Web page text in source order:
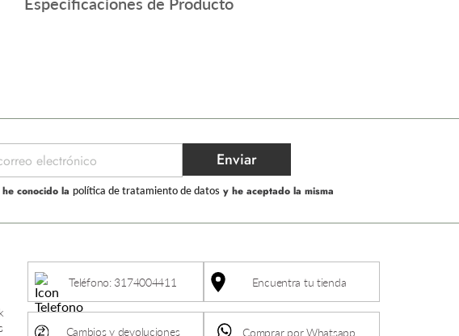
Enviar
he conocido lapolítica de tratamiento de datos y he aceptado la misma
Teléfono: 3174004411
Cambios y devoluciones
Encuentra tu tienda
Comprar por Whatsapp